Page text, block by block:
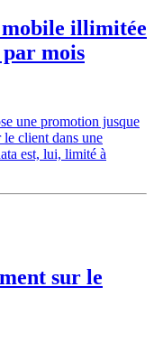
illimitée
mois
une promotion jusque
client dans une
est, lui, limité à
sur le